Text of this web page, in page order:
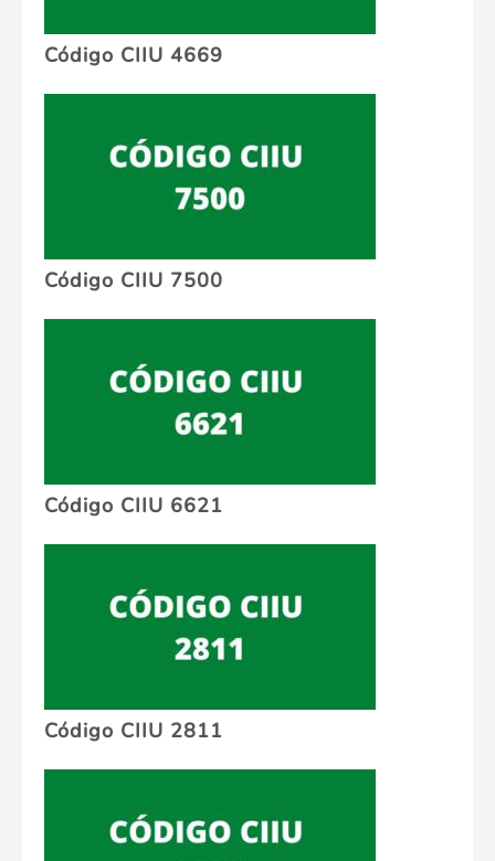
Código CIIU 4669
Código CIIU 7500
Código CIIU 6621
Código CIIU 2811